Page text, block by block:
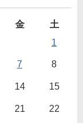
金
土
1
7 8
14 15
21 22